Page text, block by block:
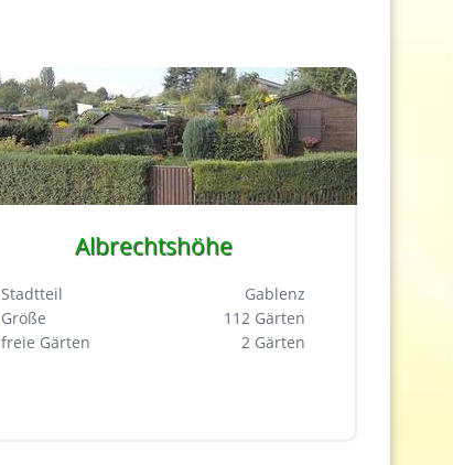
Albrechtshöhe
Stadtteil
Gablenz
Größe
112 Gärten
freie Gärten
2 Gärten